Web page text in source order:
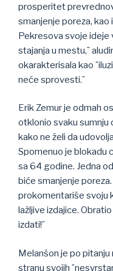
prosperitet
smanjenje poreza, kao
Pekresova svoje ideje
stajanja u mestu,¨
okarakterisala kao
neće sprovesti.¨
Erik Zemur je odmah
otklonio svaku sumnju
kako ne želi da
Spomenuo je blokadu
sa 64 godine. Jedna
biće smanjenje
prokomentariše svoju
lažljive izdajice.
izdati!¨
Melanšon je po
stranu svojih